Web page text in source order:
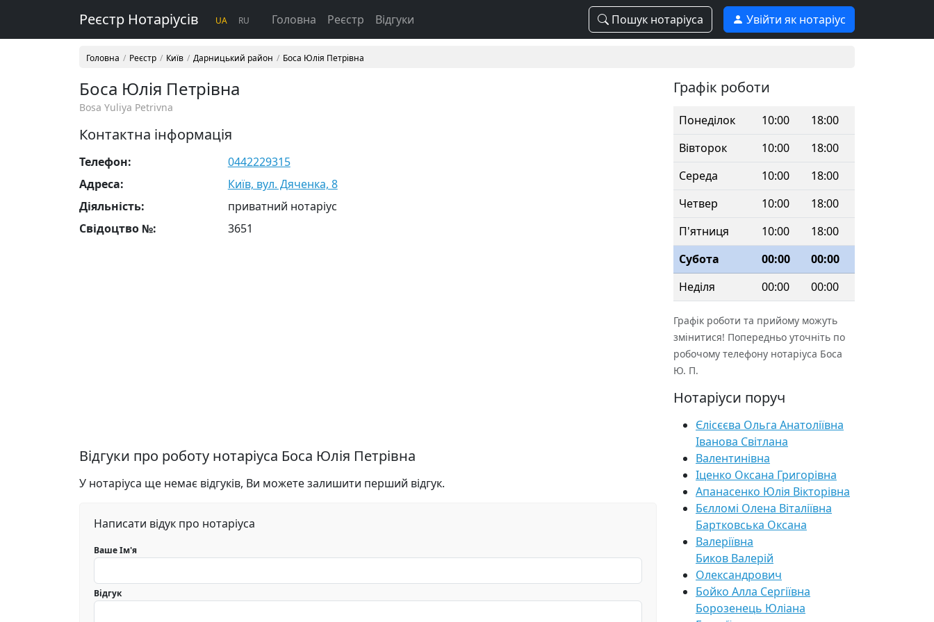
Реєстр Нотаріусів UA RU Головна Реєстр Відгуки Пошук нотаріуса Увійти як нотаріус
Головна Реєстр Київ Дарницький район Боса Юлія Петрівна
Боса Юлія Петрівна
Bosa Yuliya Petrivna
Контактна інформація
Телефон:
0442229315
Адреса:
Київ, вул. Дяченка, 8
Діяльність:
приватний нотаріус
Свідоцтво №:
3651
Відгуки про роботу нотаріуса Боса Юлія Петрівна
У нотаріуса ще немає відгуків, Ви можете залишити перший відгук.
Написати відук про нотаріуса
Ваше Ім'я
Відгук
Графік роботи
Понеділок 10:00
18:00
Вівторок
10:00
18:00
Середа
10:00
18:00
Четвер
10:00
18:00
П'ятниця
10:00
18:00
Субота
00:00
00:00
Неділя
00:00 00:00
Графік роботи та прийому можуть
змінитися! Попередньо уточніть по
робочому телефону нотаріуса Боса
Ю. П.
Нотаріуси поруч
Єлісєєва Ольга Анатоліївна
Іванова Світлана
Валентинівна
Іценко Оксана Григорівна
Апанасенко Юлія Вікторівна
Бєлломі Олена Віталіївна
Бартковська Оксана
Валеріївна
Биков Валерій
Олександрович
Бойко Алла Сергіївна
Борозенець Юліана